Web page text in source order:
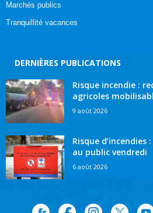
Marchés publics
Tranquillité vacances
DERNIÈRES PUBLICATIONS
Risque incendie :
agricoles
9 août 2026
Risque
au public vendredi
6 août 2026